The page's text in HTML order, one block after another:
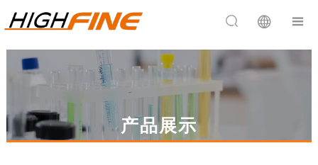
 
产品展示